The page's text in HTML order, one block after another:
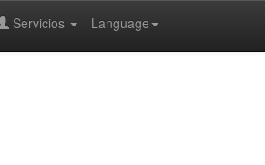
Language
Servicios